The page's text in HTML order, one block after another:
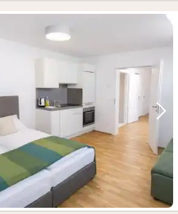
Vorheriges Bild